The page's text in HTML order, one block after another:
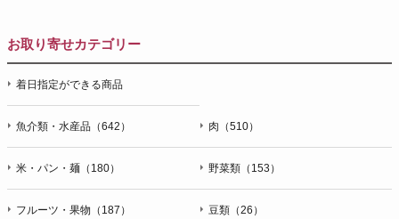
お取り寄せカテゴリー
着日指定ができる商品
魚介類・水産品（642） 肉（510）
米・パン・麺（180） 野菜類（153）
フルーツ・果物（187） 豆類（26）